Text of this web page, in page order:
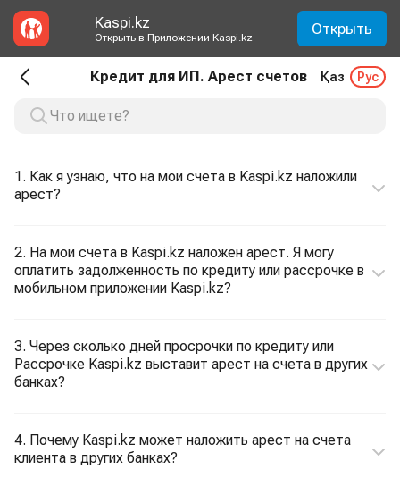
Kaspi.kz
Открыть в Приложении Kaspi.kz Открыть
Кредит для ИП. Арест счетов Қаз Рус
1. Как я узнаю, что на мои счета в Kaspi.kz наложили
арест?
2. На мои счета в Kaspi.kz наложен арест. Я могу
оплатить задолженность по кредиту или рассрочке в
мобильном приложении Kaspi.kz?
3. Через сколько дней просрочки по кредиту или
Рассрочке Kaspi.kz выставит арест на счета в других
банках?
4. Почему Kaspi.kz может наложить арест на счета
клиента в других банках?